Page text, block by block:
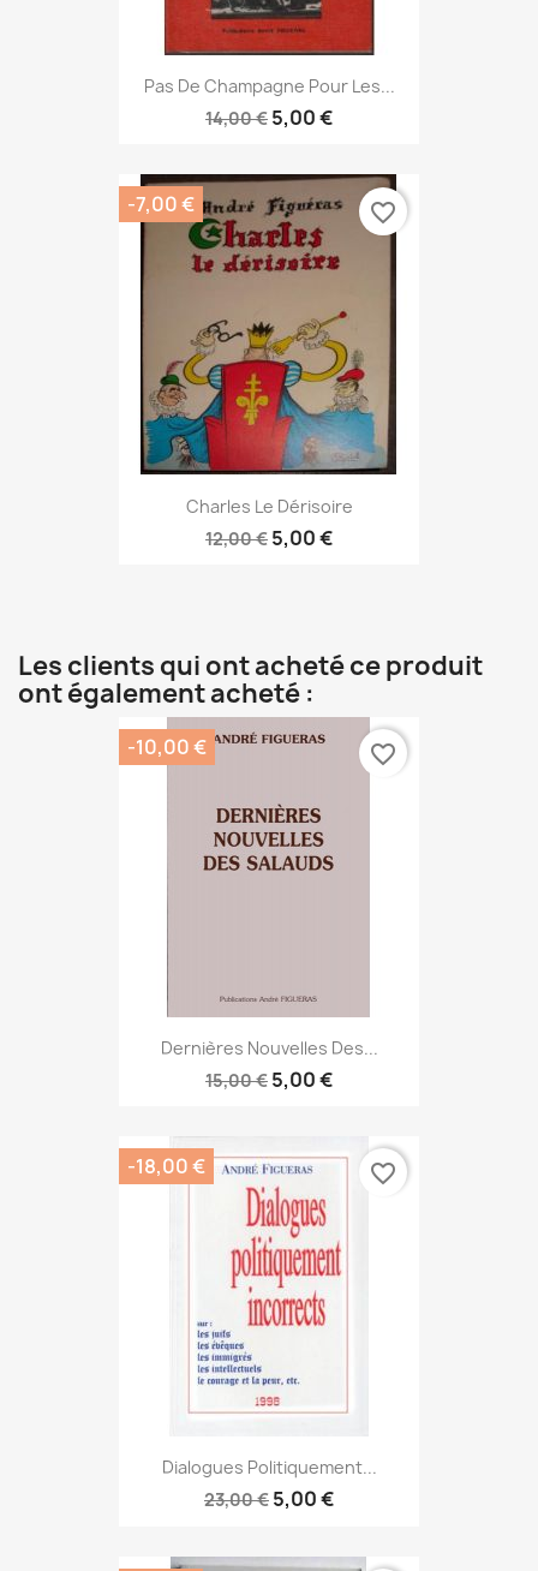
Pas De Champagne Pour Les...
14,00 € 5,00 €
Charles Le Dérisoire
12,00 € 5,00 €
-7,00 € favorite_border
Les clients qui ont acheté ce produit
ont également acheté :
Dernières Nouvelles Des...
15,00 € 5,00 €
-10,00 € favorite_border
Dialogues Politiquement...
23,00 € 5,00 €
-18,00 € favorite_border